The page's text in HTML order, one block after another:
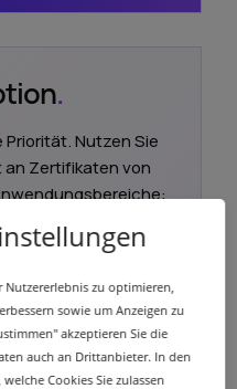
.
Nutzen Sie
Zertifikaten von
Reselling
Solutions
zu optimieren,
sowie um Anzeigen zu
akzeptieren Sie die
auch an Drittanbieter. In den
Cookies Sie zulassen